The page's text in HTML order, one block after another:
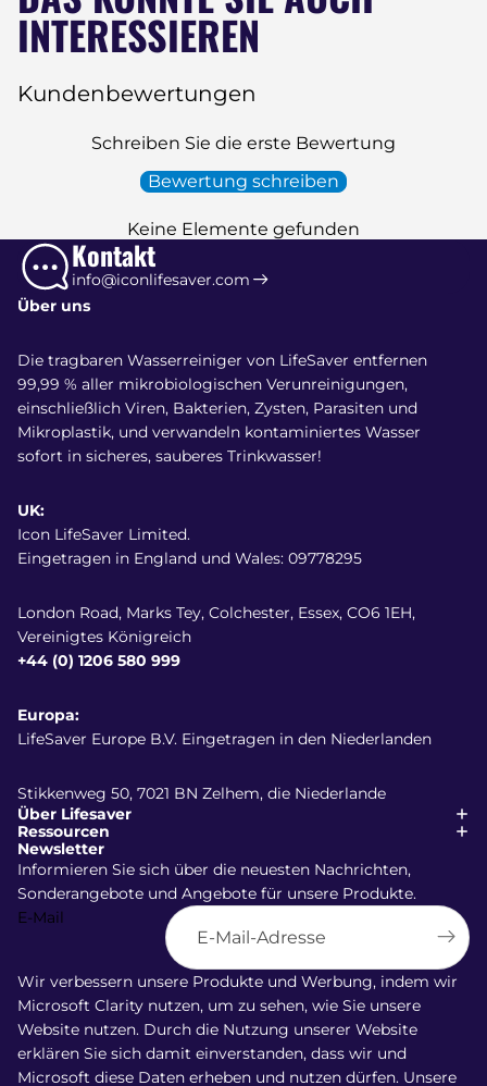
INTERESSIEREN
Kundenbewertungen
Schreiben Sie die erste Bewertung
Bewertung schreiben
Keine Elemente gefunden
Kontakt
info@iconlifesaver.com
Über uns
Die tragbaren Wasserreiniger von LifeSaver entfernen
99,99 % aller mikrobiologischen Verunreinigungen,
einschließlich Viren, Bakterien, Zysten, Parasiten und
Mikroplastik, und verwandeln kontaminiertes Wasser
sofort in sicheres, sauberes Trinkwasser!
UK:
Icon LifeSaver Limited.
Eingetragen in England und Wales: 09778295
London Road, Marks Tey, Colchester, Essex, CO6 1EH,
Vereinigtes Königreich
+44 (0) 1206 580 999
Europa:
LifeSaver Europe B.V. Eingetragen in den Niederlanden
Stikkenweg 50, 7021 BN Zelhem, die Niederlande
Über Lifesaver
Ressourcen
Newsletter
Informieren Sie sich über die neuesten Nachrichten,
Sonderangebote und Angebote für unsere Produkte.
E-Mail
Wir verbessern unsere Produkte und Werbung, indem wir
Microsoft Clarity nutzen, um zu sehen, wie Sie unsere
Website nutzen. Durch die Nutzung unserer Website
erklären Sie sich damit einverstanden, dass wir und
Microsoft diese Daten erheben und nutzen dürfen. Unsere
Versand
AGB
Datenschutzerklärung